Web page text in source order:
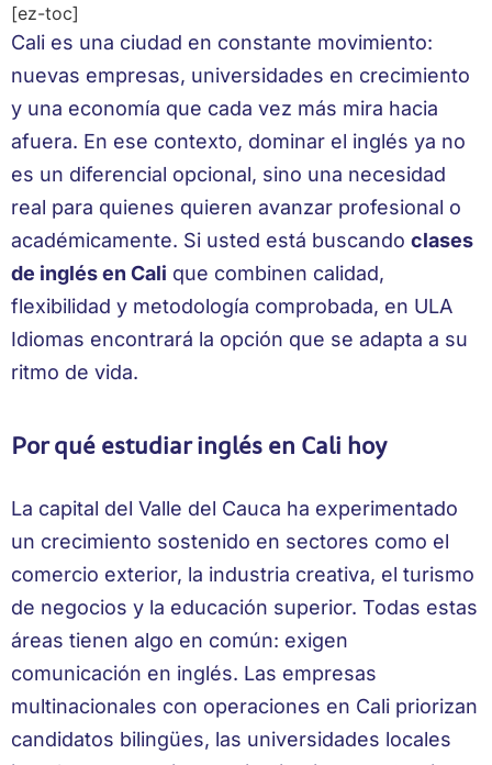
[ez-toc]
Cali es una ciudad en constante movimiento:
nuevas empresas, universidades en crecimiento
y una economía que cada vez más mira hacia
afuera. En ese contexto, dominar el inglés ya no
es un diferencial opcional, sino una necesidad
real para quienes quieren avanzar profesional o
académicamente. Si usted está buscando clases
de inglés en Cali que combinen calidad,
flexibilidad y metodología comprobada, en ULA
Idiomas encontrará la opción que se adapta a su
ritmo de vida.
Por qué estudiar inglés en Cali hoy
La capital del Valle del Cauca ha experimentado
un crecimiento sostenido en sectores como el
comercio exterior, la industria creativa, el turismo
de negocios y la educación superior. Todas estas
áreas tienen algo en común: exigen
comunicación en inglés. Las empresas
multinacionales con operaciones en Cali priorizan
candidatos bilingües, las universidades locales